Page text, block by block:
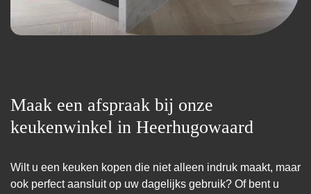
Maak een afspraak bij onze
keukenwinkel in Heerhugowaard
Wilt u een keuken kopen die niet alleen indruk maakt, maar
ook perfect aansluit op uw dagelijks gebruik? Of bent u